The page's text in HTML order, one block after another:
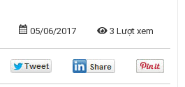
05/06/2017 3 Lượt xem